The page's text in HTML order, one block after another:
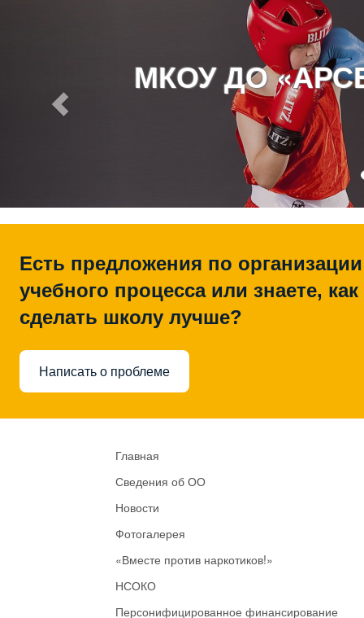
МКОУ ДО
Есть предложения по организации
учебного процесса или знаете, как
сделать школу лучше?
Написать о проблеме
Главная
Сведения об ОО
Новости
Фотогалерея
«Вместе против наркотиков!»
НСОКО
Персонифицированное финансирование